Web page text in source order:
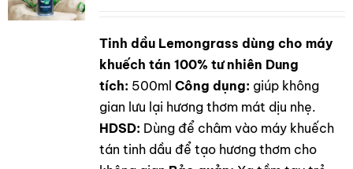
Tinh dầu Lemongrass dùng cho máy
khuếch tán 100% tư nhiên Dung
tích: 500ml Công dụng: giúp không
gian lưu lại hương thơm mát dịu nhẹ.
HDSD: Dùng để châm vào máy khuếch
tán tinh dầu để tạo hương thơm cho